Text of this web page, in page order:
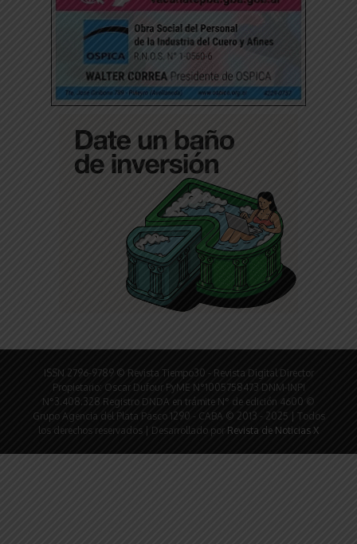
ISSN 2796-9789 © Revista Tiempo30 - Revista Digital Director
Propietario: Oscar Dufour PyME N°1005758473 DNM-INPI
N°3.408.328 Registro DNDA en trámite N° de edición 4600 ©
Grupo Agencia del Plata Pasco 1290 - CABA © 2013 - 2025 | Todos
los derechos reservados | Desarrollado por Revista de Noticias X